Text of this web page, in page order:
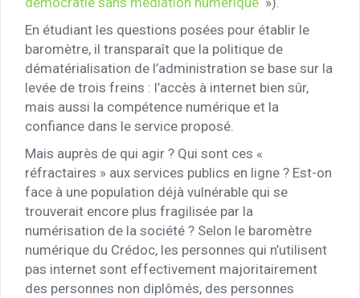
En étudiant les questions posées pour établir le
baromètre, il transparaît que la politique de
dématérialisation de l’administration se base sur la
levée de trois freins : l’accès à internet bien sûr,
mais aussi la compétence numérique et la
confiance dans le service proposé.
Mais auprès de qui agir ? Qui sont ces «
réfractaires » aux services publics en ligne ? Est-on
face à une population déjà vulnérable qui se
trouverait encore plus fragilisée par la
numérisation de la société ? Selon le baromètre
numérique du Crédoc, les personnes qui n’utilisent
pas internet sont effectivement majoritairement
des personnes non diplômés, des personnes